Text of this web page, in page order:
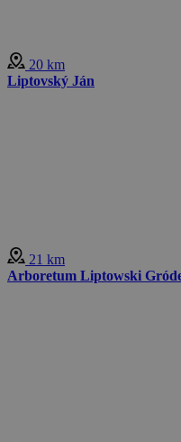
20 km
Liptovský Ján
21 km
Arboretum Liptowski